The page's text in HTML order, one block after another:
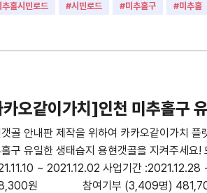
홀시민로드 #시민로드 #미추홀구 #미추홀
오같이가치]인천 미추홀구
!
골 안내판 제작을 위하여 카카오같이가치
홀구 유일한 생태습지 용현갯골을 지켜주세
~ 2021.12.02 사업기간
원 참여기부 (3,409명)